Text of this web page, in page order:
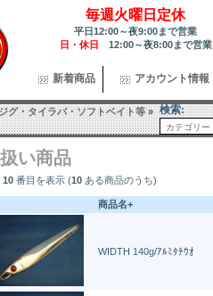
毎週火曜日定休
平日12:00～夜9:00まで営業
日・休日 12:00～夜8:00まで営業
新着商品 アカウント情報
グ・タイラバ・ソフトベイト等» 検索:
い商品
10 番目を表示 (10 ある商品のうち)
商品名+
WIDTH 140g/ｱﾙﾐﾀﾁｳｵ